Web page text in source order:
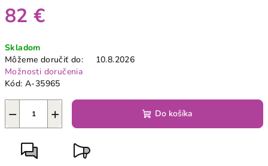
82 €
cena:
Skladom
Môžeme doručiť do:
10.8.2026
Možnosti doručenia
Kód: A-35965
+
− Do košíka